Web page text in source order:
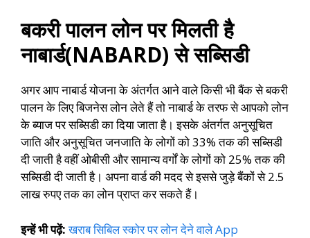
बकरी पालन लोन पर मिलती है
नाबार्ड(NABARD) से सब्सिडी
अगर आप नाबार्ड योजना के अंतर्गत आने वाले किसी भी बैंक से बकरी
पालन के लिए बिजनेस लोन लेते हैं तो नाबार्ड के तरफ से आपको लोन
के ब्याज पर सब्सिडी का दिया जाता है। इसके अंतर्गत अनुसूचित
जाति और अनुसूचित जनजाति के लोगों को 33% तक की सब्सिडी
दी जाती है वहीं ओबीसी और सामान्य वर्गों के लोगों को 25% तक की
सब्सिडी दी जाती है। अपना वार्ड की मदद से इससे जुड़े बैंकों से 2.5
लाख रुपए तक का लोन प्राप्त कर सकते हैं।
इन्हें भी पढ़ें: खराब सिबिल स्कोर पर लोन देने वाले App